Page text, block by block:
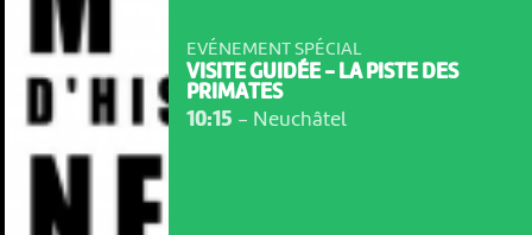
EVÉNEMENT SPÉCIAL
VISITE GUIDÉE - LA PISTE DES
PRIMATES
10:15 - Neuchâtel